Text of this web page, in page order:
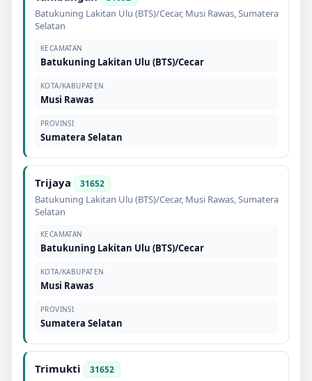
Batukuning Lakitan Ulu (BTS)/Cecar, Musi Rawas,Sumatera
Selatan
KECAMATAN
Batukuning Lakitan Ulu (BTS)/Cecar
KOTA/KABUPATEN
Musi Rawas
PROVINSI
Sumatera Selatan
Trijaya 31652
Batukuning Lakitan Ulu (BTS)/Cecar, Musi Rawas,Sumatera
Selatan
KECAMATAN
Batukuning Lakitan Ulu (BTS)/Cecar
KOTA/KABUPATEN
Musi Rawas
PROVINSI
Sumatera Selatan
Trimukti 31652